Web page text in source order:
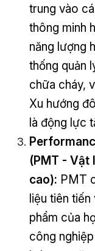
trung vào
thông minh
năng lượng
thống quản
chữa cháy,
Xu hướng
là động lực
(PMT - Vật
cao): PMT
liệu tiên
phẩm của
công